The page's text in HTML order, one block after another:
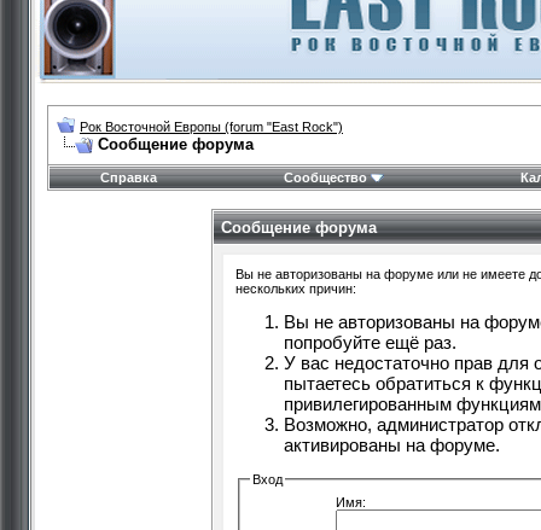
Рок Восточной Европы (forum "East Rock")
Сообщение форума
Справка Сообщество
Сообщение форума
Вы не авторизованы на форуме или не имеете
нескольких причин:
Вы не авторизованы на
попробуйте ещё раз.
У вас недостаточно прав
пытаетесь обратиться к
привилегированным
Возможно, администратор
активированы на форуме.
Вход
Имя: